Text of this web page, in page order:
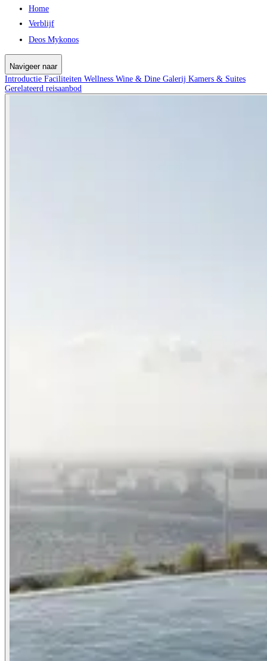
Home
Verblijf
Deos Mykonos
Navigeer naar
Introductie Faciliteiten Wellness Wine & Dine Galerij Kamers & Suites
Gerelateerd reisaanbod